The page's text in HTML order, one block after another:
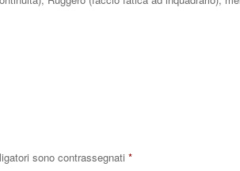
sono contrassegnati *